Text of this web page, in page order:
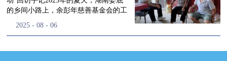
栋、李玲辉、郭启兴、梅鑫为余彭年慈
余彭年慈善基金会第四届理事会监事。
徐滨先生当选余彭年慈善基金会第四届
员、专业医护队伍走入乡间小路，随机
小路弯弯曲曲，两边是繁茂的林木，我
恢复光明，最重要的是减轻了患者家庭
事业的生动体现。随后余彭年慈善基金
光明行动”在内蒙的点点滴滴，并希望
的乡间小路上，余彭年慈善基金会的工
着一份特别的牵挂，走进了一个个普通
曾经被白内障困扰的老人，在接受
2025 - 08 - 06